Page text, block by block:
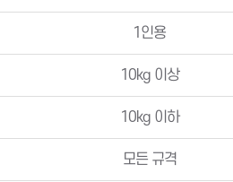
1인용
10kg 이상
10kg 이하
모든 규격